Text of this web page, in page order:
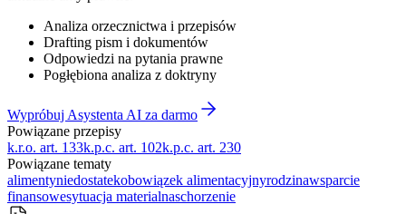
Analiza orzecznictwa i przepisów
Drafting pism i dokumentów
Odpowiedzi na pytania prawne
Pogłębiona analiza z doktryny
Wypróbuj Asystenta AI za darmo
Powiązane przepisy
k.r.o. art. 133k.p.c. art. 102k.p.c. art. 230
Powiązane tematy
alimentyniedostatekobowiązek alimentacyjnyrodzinawsparcie
finansowesytuacja materialnaschorzenie